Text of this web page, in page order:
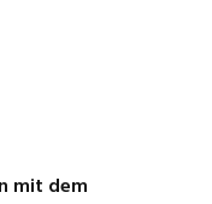
mit dem